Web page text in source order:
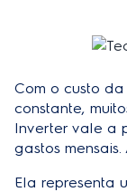
Com o custo
constante,
Inverter vale a
gastos mensais.
Ela representa